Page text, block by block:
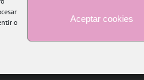
o
Aceptar cookies